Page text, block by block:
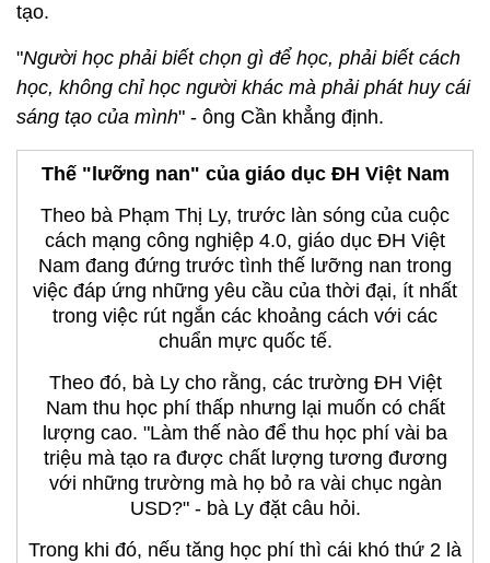
tạo.
"Người học phải biết chọn gì để học, phải biết cách
học, không chỉ học người khác mà phải phát huy cái
sáng tạo của mình" - ông Cần khẳng định.
Thế "lưỡng nan" của giáo dục ĐH Việt Nam
Theo bà Phạm Thị Ly, trước làn sóng của cuộc
cách mạng công nghiệp 4.0, giáo dục ĐH Việt
Nam đang đứng trước tình thế lưỡng nan trong
việc đáp ứng những yêu cầu của thời đại, ít nhất
trong việc rút ngắn các khoảng cách với các
chuẩn mực quốc tế.
Theo đó, bà Ly cho rằng, các trường ĐH Việt
Nam thu học phí thấp nhưng lại muốn có chất
lượng cao. "Làm thế nào để thu học phí vài ba
triệu mà tạo ra được chất lượng tương đương
với những trường mà họ bỏ ra vài chục ngàn
USD?" - bà Ly đặt câu hỏi.
Trong khi đó, nếu tăng học phí thì cái khó thứ 2 là